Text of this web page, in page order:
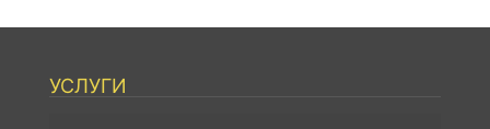
УСЛУГИ